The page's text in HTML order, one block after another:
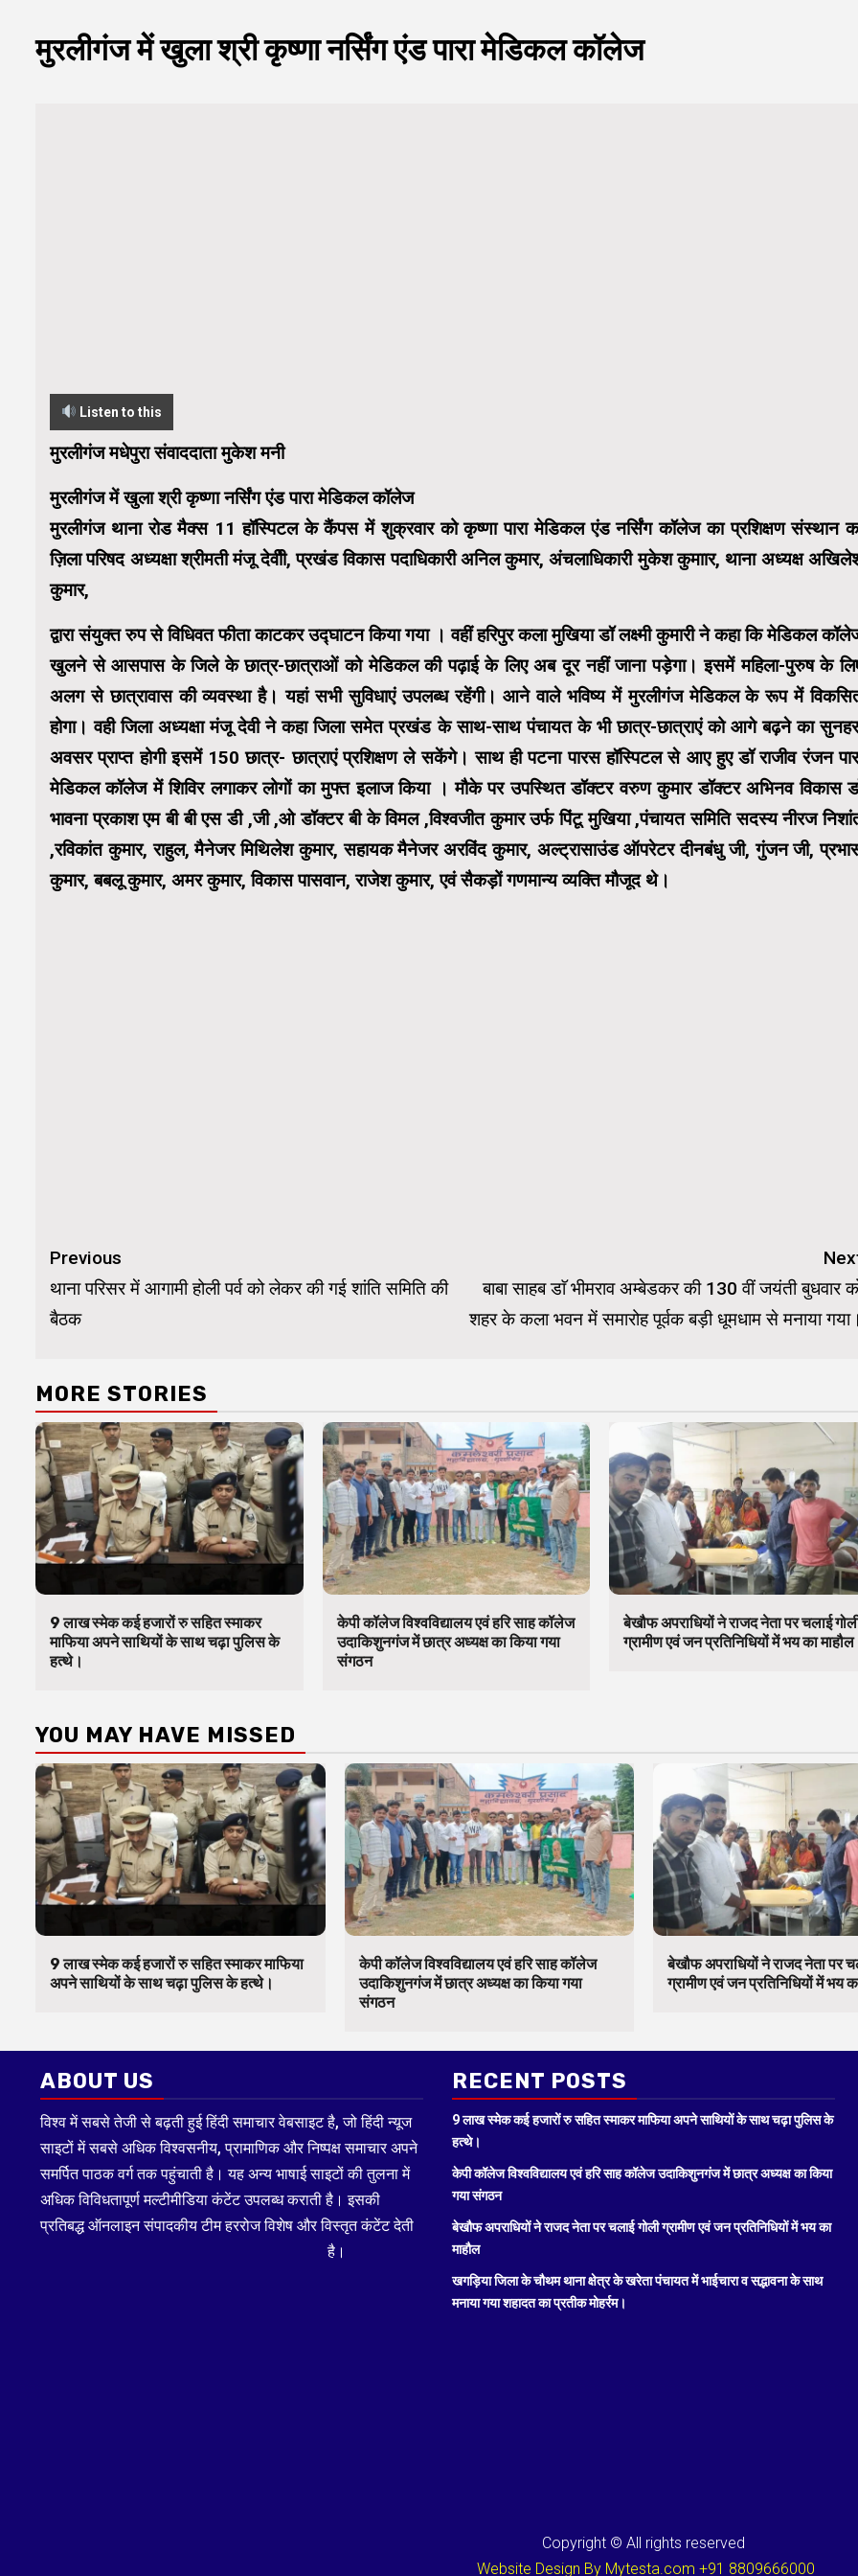
मुरलीगंज में खुला श्री कृष्णा नर्सिंग एंड पारा मेडिकल कॉलेज
Listen to this
मुरलीगंज मधेपुरा संवाददाता मुकेश मनी
मुरलीगंज में खुला श्री कृष्णा नर्सिंग एंड पारा मेडिकल कॉलेज
मुरलीगंज थाना रोड मैक्स 11 हॉस्पिटल के कैंपस में शुक्रवार को कृष्णा पारा मेडिकल एंड नर्सिंग कॉलेज का प्रशिक्षण संस्थान
ज़िला परिषद अध्यक्षा श्रीमती मंजू देवीी, प्रखंड विकास पदाधिकारी अनिल कुमार, अंचलाधिकारी मुकेश कुमाार, थाना अध्यक्ष
कुमार,
द्वारा संयुक्त रुप से विधिवत फीता काटकर उद्घाटन किया गया । वहीं हरिपुर कला मुखिया डॉ लक्ष्मी कुमारी ने कहा कि मेडिकल
खुलने से आसपास के जिले के छात्र-छात्राओं को मेडिकल की पढ़ाई के लिए अब दूर नहीं जाना पड़ेगा। इसमें महिला-पुरुष के
अलग से छात्रावास की व्यवस्था है। यहां सभी सुविधाएं उपलब्ध रहेंगी। आने वाले भविष्य में मुरलीगंज मेडिकल के रूप में
होगा। वही जिला अध्यक्षा मंजू देवी ने कहा जिला समेत प्रखंड के साथ-साथ पंचायत के भी छात्र-छात्राएं को आगे बढ़ने का
अवसर प्राप्त होगी इसमें 150 छात्र- छात्राएं प्रशिक्षण ले सकेंगे। साथ ही पटना पारस हॉस्पिटल से आए हुए डॉ राजीव रंजन
मेडिकल कॉलेज में शिविर लगाकर लोगों का मुफ्त इलाज किया । मौके पर उपस्थित डॉक्टर वरुण कुमार डॉक्टर अभिनव विकास
भावना प्रकाश एम बी बी एस डी ,जी ,ओ डॉक्टर बी के विमल ,विश्वजीत कुमार उर्फ पिंटू मुखिया ,पंचायत समिति सदस्य नीरज
,रविकांत कुमार, राहुल, मैनेजर मिथिलेश कुमार, सहायक मैनेजर अरविंद कुमार, अल्ट्रासाउंड ऑपरेटर दीनबंंधु जी, गुंजन जी,
कुमार, बबलू कुमार, अमर कुमार, विकास पासवान, राजेश कुमार, एवं सैकड़ों गणमान्य व्यक्ति मौजूद थे।
Continue
Reading
Previous
थाना परिसर में आगामी होली पर्व को लेकर की गई शांति समिति की
बैठक
बाबा साहब डाॅ भीमराव अम्बेडकर की 130 वीं जयंती बुधवार
शहर के कला भवन में समारोह पूर्वक बड़ी धूमधाम से मनाया
MORE STORIES
9 लाख स्मेक कई हजारों रु सहित स्माकर
माफिया अपने साथियों के साथ चढ़ा पुलिस के
हत्थे।
केपी कॉलेज विश्वविद्यालय एवं हरि साह कॉलेज
उदाकिशुनगंज में छात्र अध्यक्ष का किया गया
संगठन
बेखौफ अपराधियों ने राजद नेता पर चलाई
ग्रामीण एवं जन प्रतिनिधियों में भय का माहौल
YOU MAY HAVE MISSED
9 लाख स्मेक कई हजारों रु सहित स्माकर माफिया
अपने साथियों के साथ चढ़ा पुलिस के हत्थे।
केपी कॉलेज विश्वविद्यालय एवं हरि साह कॉलेज
उदाकिशुनगंज में छात्र अध्यक्ष का किया गया
संगठन
बेखौफ अपराधियों ने राजद नेता पर
ग्रामीण एवं जन प्रतिनिधियों में भय
ABOUT US
विश्व में सबसे तेजी से बढ़ती हुई हिंदी समाचार वेबसाइट है, जो हिंदी न्यूज
साइटों में सबसे अधिक विश्वसनीय, प्रामाणिक और निष्पक्ष समाचार अपने
समर्पित पाठक वर्ग तक पहुंचाती है। यह अन्य भाषाई साइटों की तुलना में
अधिक विविधतापूर्ण मल्टीमीडिया कंटेंट उपलब्ध कराती है। इसकी
प्रतिबद्ध ऑनलाइन संपादकीय टीम हररोज विशेष और विस्तृत कंटेंट देती
है।
RECENT POSTS
9 लाख स्मेक कई हजारों रु सहित स्माकर माफिया अपने साथियों के साथ चढ़ा पुलिस के
हत्थे।
केपी कॉलेज विश्वविद्यालय एवं हरि साह कॉलेज उदाकिशुनगंज में छात्र अध्यक्ष का किया
गया संगठन
बेखौफ अपराधियों ने राजद नेता पर चलाई गोली ग्रामीण एवं जन प्रतिनिधियों में भय का
माहौल
खगड़िया जिला के चौथम थाना क्षेत्र के खरेता पंचायत में भाईचारा व सद्भावना के साथ
मनाया गया शहादत का प्रतीक मोहर्रम।
Copyright © All rights reserved
Website Design By Mytesta.com +91 8809666000